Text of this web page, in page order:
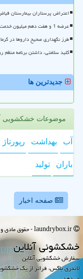
اعتراض پرستاران بیمارستان
عرضه 1 و هفت دهم میلیون خدمت بهداشتی و درمانی به زائرین اربعین
طرز نگهداری صحیح داروها در
کلید سلامتی، داشتن برنامه منظم
جدیدترین ها
موضوعات خشکشویی
آب بهداشت رپورتاژ
باران تولید
صفحه اخبار
خشكشوئی آنلاین
سفارش خشکشویی آنلاین
لاندری باکس، فراتر از یک